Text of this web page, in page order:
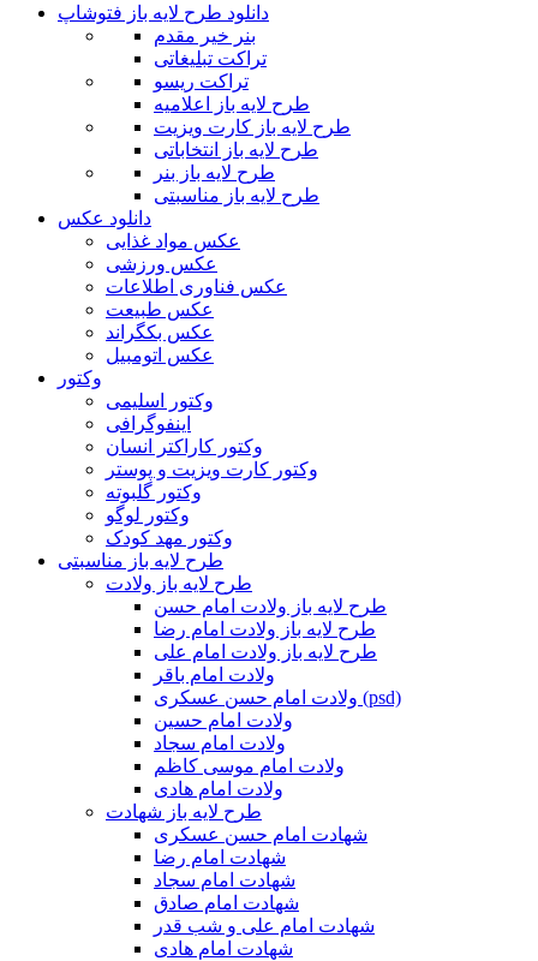
دانلود طرح لایه باز فتوشاپ
بنر خیر مقدم
تراکت تبلیغاتی
تراکت ریسو
طرح لایه باز اعلامیه
طرح لایه باز کارت ویزیت
طرح لایه باز انتخاباتی
طرح لایه باز بنر
طرح لایه باز مناسبتی
دانلود عکس
عکس مواد غذایی
عکس ورزشی
عکس فناوری اطلاعات
عکس طبیعت
عکس بکگراند
عکس اتومبیل
وکتور
وکتور اسلیمی
اینفوگرافی
وکتور کاراکتر انسان
وکتور کارت ویزیت و پوستر
وکتور گلبوته
وکتور لوگو
وکتور مهد کودک
طرح لایه باز مناسبتی
طرح لایه باز ولادت
طرح لایه باز ولادت امام حسن
طرح لایه باز ولادت امام رضا
طرح لایه باز ولادت امام علی
ولادت امام باقر
ولادت امام حسن عسکری (psd)
ولادت امام حسین
ولادت امام سجاد
ولادت امام موسی کاظم
ولادت امام هادی
طرح لایه باز شهادت
شهادت امام حسن عسکری
شهادت امام رضا
شهادت امام سجاد
شهادت امام صادق
شهادت امام علی و شب قدر
شهادت امام هادی